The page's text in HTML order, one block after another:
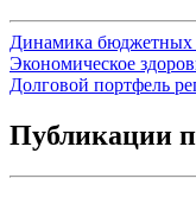
Динамика бюджетных
Экономическое
Долговой портфель
Публикации